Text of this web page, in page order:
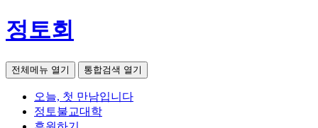
정토회
전체메뉴 열기 통합검색 열기
오늘, 첫 만남입니다
정토불교대학